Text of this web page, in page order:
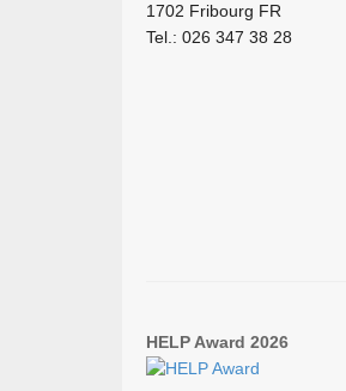
1702 Fribourg FR
Tel.: 026 347 38 28
HELP Award 2026